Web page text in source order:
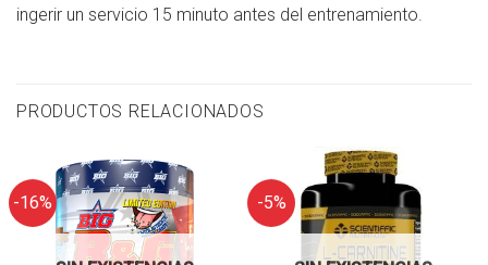
ingerir un servicio 15 minuto antes del entrenamiento.
PRODUCTOS RELACIONADOS
-16% -5%